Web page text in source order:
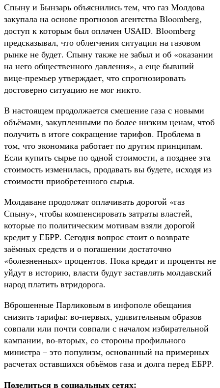
Спыну и Бынзарь объяснились тем, что газ Молдова
закупала на основе прогнозов агентства Bloomberg,
доступ к которым был оплачен USAID. Bloomberg
предсказывал, что облегчения ситуации на газовом
рынке не будет. Спыну также не забыл и об «оказании
на него общественного давления», а еще бывший
вице-премьер утверждает, что спрогнозировать
достоверно ситуацию не мог никто.
В настоящем продолжается смешение газа с новыми
объёмами, закупленными по более низким ценам, чтоб
получить в итоге сокращение тарифов. Проблема в
том, что экономика работает по другим принципам.
Если купить сырье по одной стоимости, а позднее эта
стоимость изменилась, продавать вы будете, исходя из
стоимости приобретенного сырья.
Молдаване продолжат оплачивать дорогой «газ
Спыну», чтобы компенсировать затраты властей,
которые по политическим мотивам взяли дорогой
кредит у ЕБРР. Сегодня вопрос стоит о возврате
заёмных средств и о погашении достаточно
«болезненных» процентов. Пока кредит и проценты не
уйдут в историю, власти будут заставлять молдавский
народ платить втридорога.
Вброшенные Парликовым в инфополе обещания
снизить тарифы: во-первых, удивительным образов
совпали или почти совпали с началом избирательной
кампании, во-вторых, со стороны профильного
министра – это популизм, основанный на примерных
расчетах оставшихся объёмов газа и долга перед ЕБРР.
Поделиться в социальных сетях: